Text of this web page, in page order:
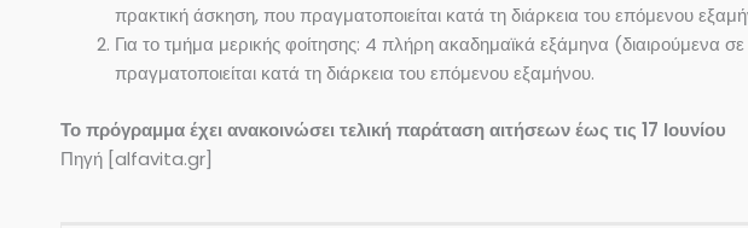
πρακτική άσκηση, που πραγματοποιείται κατά τη διάρκεια του επόμενου
Για το τμήμα μερικής φοίτησης: 4 πλήρη ακαδημαϊκά εξάμηνα (διαιρούμενα
πραγματοποιείται κατά τη διάρκεια του επόμενου εξαμήνου.
Το πρόγραμμα έχει ανακοινώσει τελική παράταση αιτήσεων έως τις 17 Ιουνίου
Πηγή [alfavita.gr]